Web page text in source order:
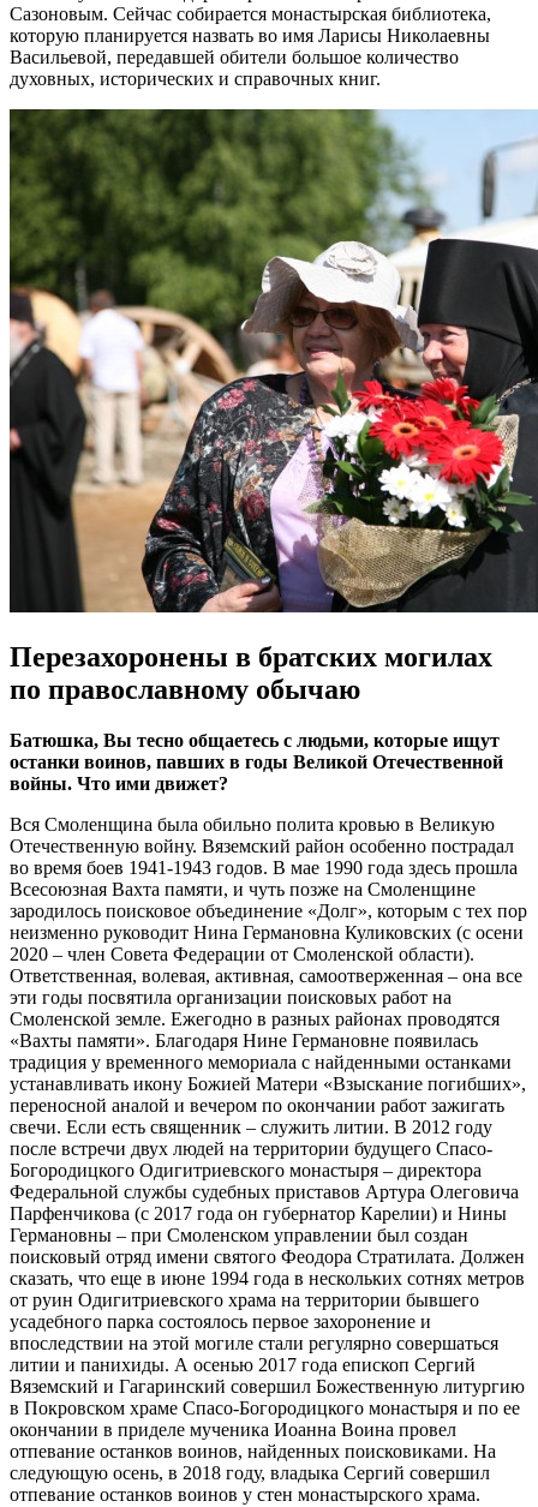
Сазоновым. Сейчас собирается монастырская библиотека,
которую планируется назвать во имя Ларисы Николаевны
Васильевой, передавшей обители большое количество
духовных, исторических и справочных книг.
Перезахоронены в братских могилах
по православному обычаю
Батюшка, Вы тесно общаетесь с людьми, которые ищут
останки воинов, павших в годы Великой Отечественной
войны. Что ими движет?
Вся Смоленщина была обильно полита кровью в Великую
Отечественную войну. Вяземский район особенно пострадал
во время боев 1941-1943 годов. В мае 1990 года здесь прошла
Всесоюзная Вахта памяти, и чуть позже на Смоленщине
зародилось поисковое объединение «Долг», которым с тех пор
неизменно руководит Нина Германовна Куликовских (с осени
2020 – член Совета Федерации от Смоленской области).
Ответственная, волевая, активная, самоотверженная – она все
эти годы посвятила организации поисковых работ на
Смоленской земле. Ежегодно в разных районах проводятся
«Вахты памяти». Благодаря Нине Германовне появилась
традиция у временного мемориала с найденными останками
устанавливать икону Божией Матери «Взыскание погибших»,
переносной аналой и вечером по окончании работ зажигать
свечи. Если есть священник – служить литии. В 2012 году
после встречи двух людей на территории будущего Спасо-
Богородицкого Одигитриевского монастыря – директора
Федеральной службы судебных приставов Артура Олеговича
Парфенчикова (с 2017 года он губернатор Карелии) и Нины
Германовны – при Смоленском управлении был создан
поисковый отряд имени святого Феодора Стратилата. Должен
сказать, что еще в июне 1994 года в нескольких сотнях метров
от руин Одигитриевского храма на территории бывшего
усадебного парка состоялось первое захоронение и
впоследствии на этой могиле стали регулярно совершаться
литии и панихиды. А осенью 2017 года епископ Сергий
Вяземский и Гагаринский совершил Божественную литургию
в Покровском храме Спасо-Богородицкого монастыря и по ее
окончании в приделе мученика Иоанна Воина провел
отпевание останков воинов, найденных поисковиками. На
следующую осень, в 2018 году, владыка Сергий совершил
отпевание останков воинов у стен монастырского храма.